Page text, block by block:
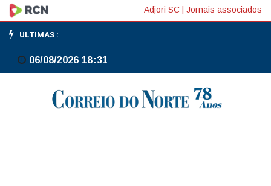
Raízen
registra
prejuízo
Adjori SC Jornais associados
ULTIMAS :
06/08/2026 18:31